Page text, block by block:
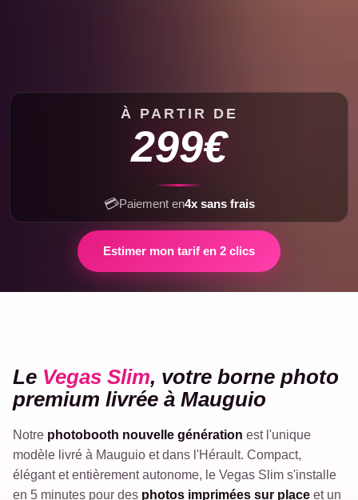
À PARTIR DE
299€
💳Paiement en4x sans frais
Estimer mon tarif en 2 clics
SLIM
Le Vegas Slim, votre borne photo
premium livrée à Mauguio
Notre photobooth nouvelle génération est l'unique
modèle livré à Mauguio et dans l'Hérault. Compact,
élégant et entièrement autonome, le Vegas Slim s'installe
en 5 minutes pour des photos imprimées sur place et un